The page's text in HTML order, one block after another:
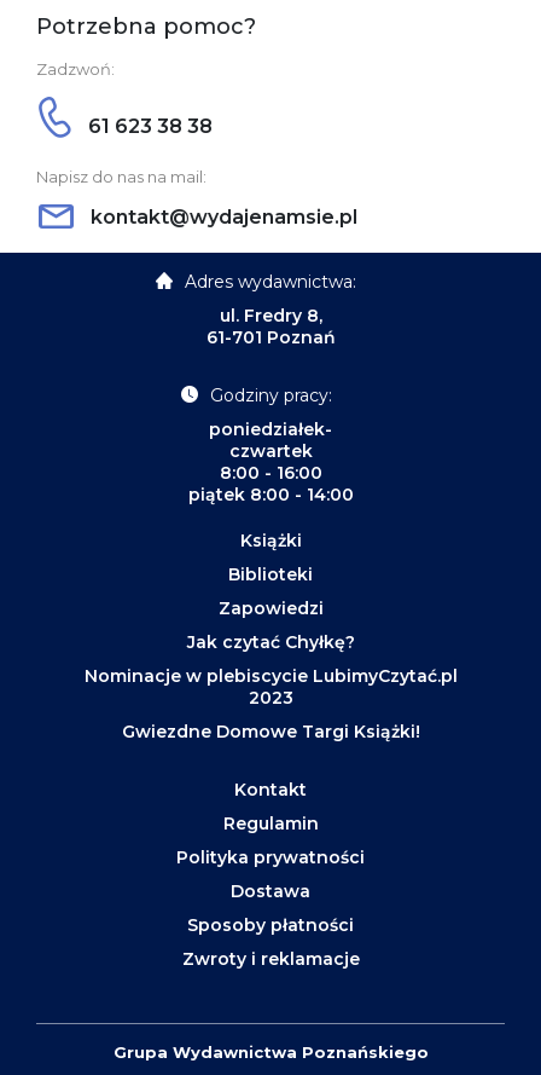
Potrzebna pomoc?
Zadzwoń:
61 623 38 38
Napisz do nas na mail:
kontakt@wydajenamsie.pl
Adres wydawnictwa:
ul. Fredry 8,
61-701 Poznań
Godziny pracy:
poniedziałek-
czwartek
8:00 - 16:00
piątek 8:00 - 14:00
Książki
Biblioteki
Zapowiedzi
Jak czytać Chyłkę?
Nominacje w plebiscycie LubimyCzytać.pl
2023
Gwiezdne Domowe Targi Książki!
Kontakt
Regulamin
Polityka prywatności
Dostawa
Sposoby płatności
Zwroty i reklamacje
Grupa Wydawnictwa Poznańskiego